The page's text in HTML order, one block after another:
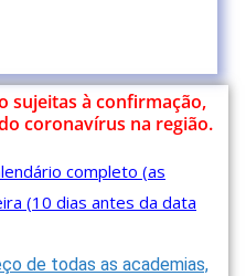
sujeitas à confirmação,
coronavírus na região.
completo (as
(10 dias antes da data
de todas as academias,